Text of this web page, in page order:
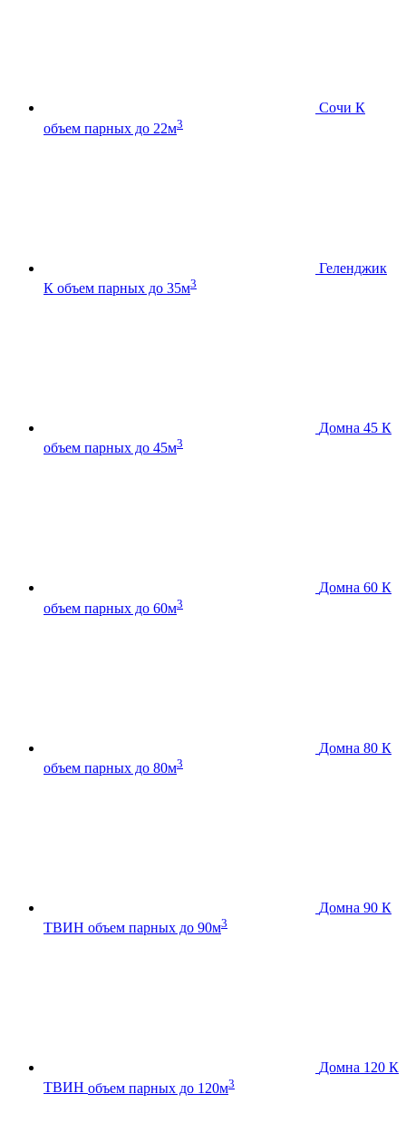
Сочи К
объем парных до 22м3
Геленджик
К объем парных до 35м3
Домна 45 К
объем парных до 45м3
Домна 60 К
объем парных до 60м3
Домна 80 К
объем парных до 80м3
Домна 90 К
ТВИН объем парных до 90м3
Домна 120 К
ТВИН объем парных до 120м3